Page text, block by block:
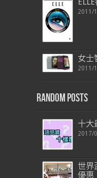
2011/
女士
2011/
Random Posts
十大
2017/
世界
優惠